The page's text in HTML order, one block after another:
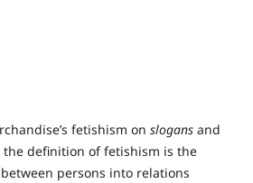
fetishism on slogansand
the definition of fetishism is the
persons into relations